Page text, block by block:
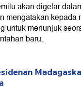
akan digelar
mengatakan
untuk menunjuk
baru.